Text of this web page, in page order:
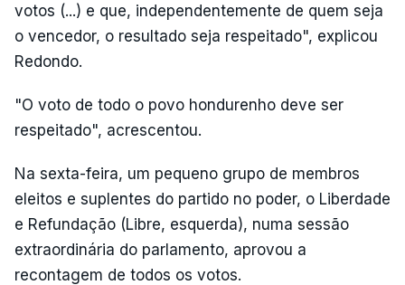
votos (...) e que, independentemente de quem seja
o vencedor, o resultado seja respeitado", explicou
Redondo.
"O voto de todo o povo hondurenho deve ser
respeitado", acrescentou.
Na sexta-feira, um pequeno grupo de membros
eleitos e suplentes do partido no poder, o Liberdade
e Refundação (Libre, esquerda), numa sessão
extraordinária do parlamento, aprovou a
recontagem de todos os votos.